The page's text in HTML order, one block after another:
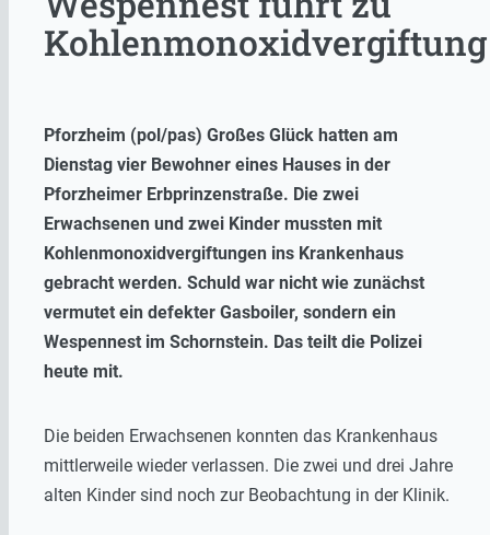
Kohlenmonoxidvergiftung
Pforzheim (pol/pas) Großes Glück hatten am
Dienstag vier Bewohner eines Hauses in der
Pforzheimer Erbprinzenstraße. Die zwei
Erwachsenen und zwei Kinder mussten mit
Kohlenmonoxidvergiftungen ins Krankenhaus
gebracht werden. Schuld war nicht wie zunächst
vermutet ein defekter Gasboiler, sondern ein
Wespennest im Schornstein. Das teilt die Polizei
heute mit.
Die beiden Erwachsenen konnten das Krankenhaus
mittlerweile wieder verlassen. Die zwei und drei Jahre
alten Kinder sind noch zur Beobachtung in der Klinik.